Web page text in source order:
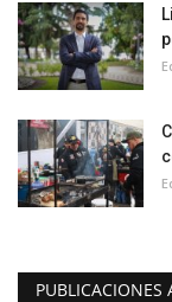
PUBLICACIONES